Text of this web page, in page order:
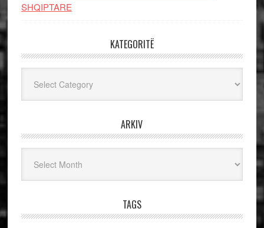
SHQIPTARE
KATEGORITË
ARKIV
TAGS